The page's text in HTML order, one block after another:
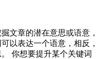
文章的潜在意思或语意，
以表达一个语意，相反，
你想要提升某个关键词